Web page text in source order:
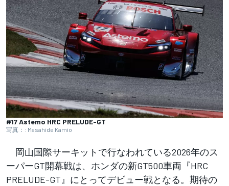
#17 Astemo HRC PRELUDE-GT
写真：: Masahide Kamio
岡山国際サーキットで行なわれている2026年のス
ーパーGT開幕戦は、ホンダの新GT500車両『HRC
PRELUDE-GT』にとってデビュー戦となる。期待の